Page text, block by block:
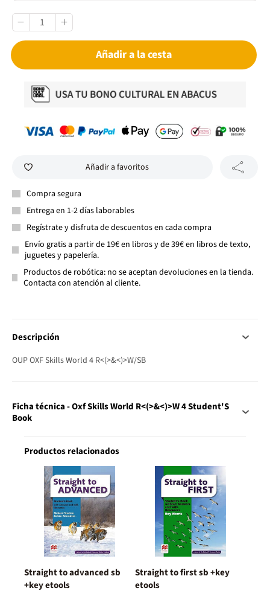
Añadir a la cesta
Añadir a favoritos
Compra segura
Entrega en 1-2 días laborables
Regístrate y disfruta de descuentos en cada compra
Envío gratis a partir de 19€ en libros y de 39€ en libros de texto,
juguetes y papelería.
Productos de robótica: no se aceptan devoluciones en la tienda.
Contacta con atención al cliente.
Descripción
OUP OXF Skills World 4 R<(>&<)>W/SB
Ficha técnica - Oxf Skills World R<(>&<)>W 4 Student'S
Book
Productos relacionados
Straight to advanced sb
+key etools
Straight to first sb +key
etools